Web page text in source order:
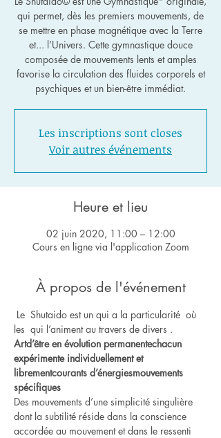
qui permet, dès les premiers mouvements, de
se mettre en phase magnétique avec la Terre
et... l’Univers. Cette gymnastique douce
composée de mouvements lents et amples
favorise la circulation des fluides corporels et
psychiques et un bien-être immédiat.
Les inscriptions sont closes
Voir autres événements
Heure et lieu
02 juin 2020, 11:00 – 12:00
Cours en ligne via l'application Zoom
À propos de l'événement
Le  Shutaido est un qui a la particularité où
les qui l’animent au travers de divers .
Artd’être en évolution permanentechacun
expérimente individuellement et
librementcourants d’énergiesmouvements
spécifiques
Des mouvements d’une simplicité singulière
dont la subtilité réside dans la conscience
accordée au mouvement et dans le ressenti